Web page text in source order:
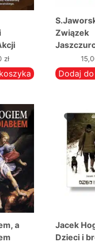
zł
Związek
Dodaj
a
Jacek
Dzieci i